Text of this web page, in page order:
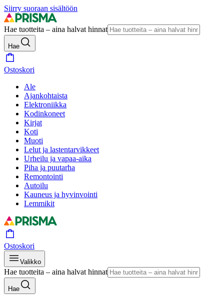
Siirry suoraan sisältöön
Hae tuotteita – aina halvat hinnat
Hae
Ostoskori
Ale
Ajankohtaista
Elektroniikka
Kodinkoneet
Kirjat
Koti
Muoti
Lelut ja lastentarvikkeet
Urheilu ja vapaa-aika
Piha ja puutarha
Remontointi
Autoilu
Kauneus ja hyvinvointi
Lemmikit
Ostoskori
Valikko
Hae tuotteita – aina halvat hinnat
Hae